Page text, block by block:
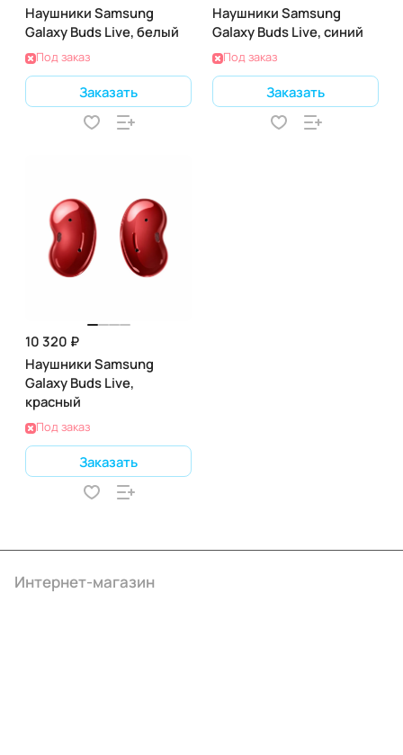
Наушники Samsung
Galaxy Buds Live, белый
Под заказ
Заказать
Наушники Samsung
Galaxy Buds Live, синий
Под заказ
Заказать
10 320 ₽
Наушники Samsung
Galaxy Buds Live,
красный
Под заказ
Заказать
Интернет-магазин